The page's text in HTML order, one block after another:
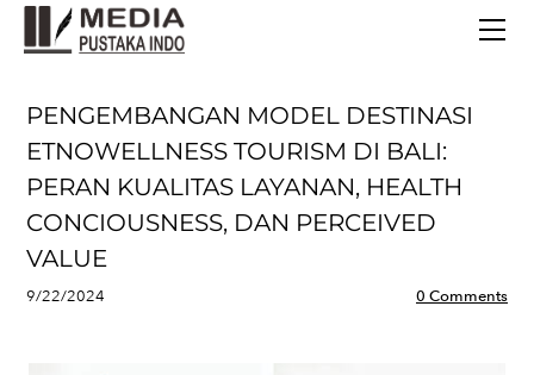
PENGEMBANGAN MODEL DESTINASI
ETNOWELLNESS TOURISM DI BALI:
PERAN KUALITAS LAYANAN, HEALTH
CONCIOUSNESS, DAN PERCEIVED
VALUE
9/22/2024 0 Comments